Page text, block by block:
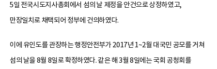
5일 전국시도지사총회에서 섬의 날 제정을 안건으로 상정하였고,
만장일치로 채택되어 정부에 건의하였다.
이에 유인도를 관장하는 행정안전부가 2017년 1~2월 대국민 공모를 거쳐
섬의 날을 8월 8일로 확정하였다. 같은 해 3월 8일에는 국회 공청회를